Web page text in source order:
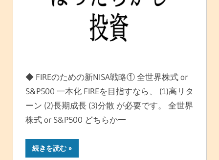
◆ FIREのための新NISA戦略① 全世界株式 or
S&P500 一本化 FIREを目指すなら、 (1)高リタ
ーン (2)長期成長 (3)分散 が必要です。 全世界
株式 or S&P500 どちらか一
続きを読む